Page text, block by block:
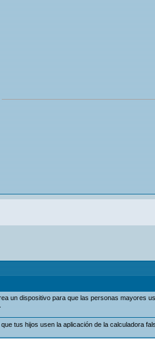
un dispositivo para que las personas mayores
tus hijos usen la aplicación de la calculadora